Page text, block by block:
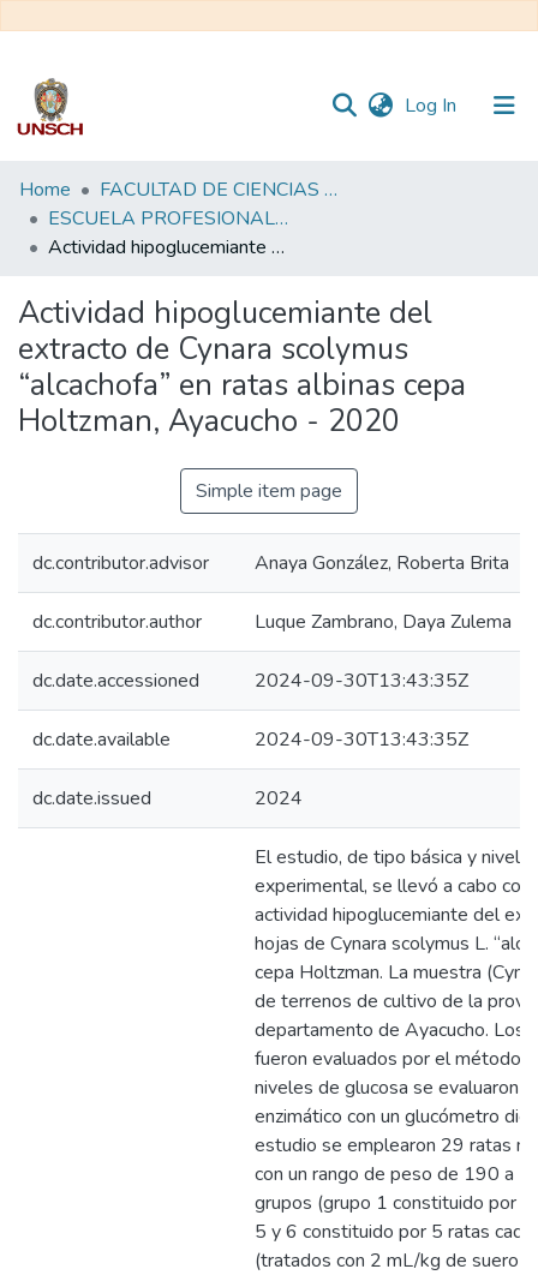
Log In (current)
Communities
&
Collections
Statistics
Home
FACULTAD DE CIENCIAS BIOLÓGICAS
ESCUELA PROFESIONAL DE BIOLOGÍA - TESIS
Actividad hipoglucemiante del extracto de Cynara scolymus “alcachofa” en ratas albinas cepa Holtzman, Ayacucho - 2020
Actividad hipoglucemiante del
extracto de Cynara scolymus
“alcachofa” en ratas albinas cepa
Holtzman, Ayacucho - 2020
Simple item page
dc.contributor.advisor Anaya González, Roberta Brita
dc.contributor.author Luque Zambrano, Daya Zulema
dc.date.accessioned 2024-09-30T13:43:35Z
dc.date.available 2024-09-30T13:43:35Z
dc.date.issued 2024
El estudio, de tipo básica y nivel
experimental, se llevó a cabo
actividad hipoglucemiante del
hojas de Cynara scolymus L.
cepa Holtzman. La muestra
de terrenos de cultivo de la
departamento de Ayacucho. Los
fueron evaluados por el método
niveles de glucosa se evaluaron
enzimático con un glucómetro
estudio se emplearon 29 ratas
con un rango de peso de 190 a
grupos (grupo 1 constituido por
5 y 6 constituido por 5 ratas
(tratados con 2 mL/kg de suero